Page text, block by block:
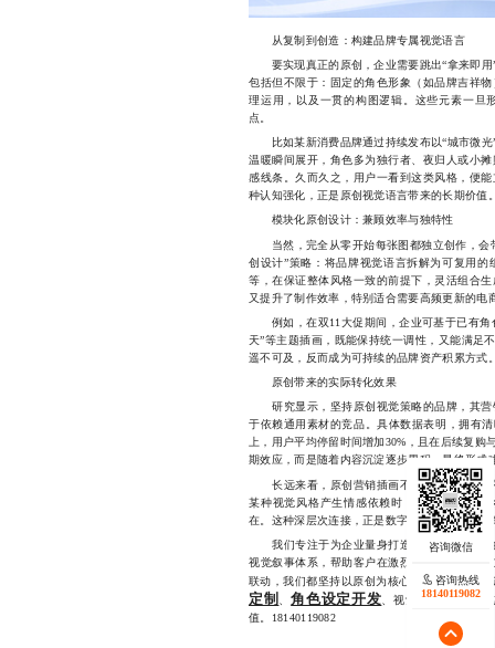
从复制到创造：构建品牌专属视觉语言
要实现真正的原创，企业需要跳出“拿来即用
包括但不限于：固定的角色形象（如品牌吉祥
理运用，以及一贯的构图逻辑。这些元素一旦
点。
比如某新消费品牌通过持续发布以“城市微光
温暖瞬间展开，角色多为独行者、夜归人或小
感线条。久而久之，用户一看到这类风格，便
种认知强化，正是原创视觉语言带来的长期价值
模块化原创设计：兼顾效率与独特性
当然，完全从零开始每张图都独立创作，会
创设计”策略：将品牌视觉语言拆解为可复用
等，在保证整体风格一致的前提下，灵活组合
又提升了制作效率，特别适合需要高频更新的电
例如，在双11大促期间，企业可基于已有角
天”等主题插画，既能保持统一调性，又能满足
遥不可及，反而成为可持续的品牌资产积累方式
原创带来的实际转化效果
研究显示，坚持原创视觉策略的品牌，其营
于依赖通用素材的竞品。具体数据表明，拥有
上，用户平均停留时间增加30%，且在后续复购
期效应，而是随着内容沉淀逐步累积，最终形成
长远来看，原创营销插画不仅是战术层面的
某种视觉风格产生情感依赖时，品牌便不再是
在。这种深层次连接，正是数字化时代最稀缺的
我们专注于为企业量身打造具有持久生命力
视觉叙事体系，帮助客户在激烈的市场竞争中
联动，我们都坚持以原创为核心，结合模块化
定制 、角色设定开发 、视觉系统搭建及
值。18140119082
咨询热线
18140119082